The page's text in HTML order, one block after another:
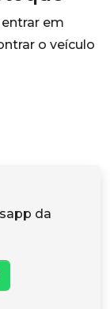
em
o veículo
da